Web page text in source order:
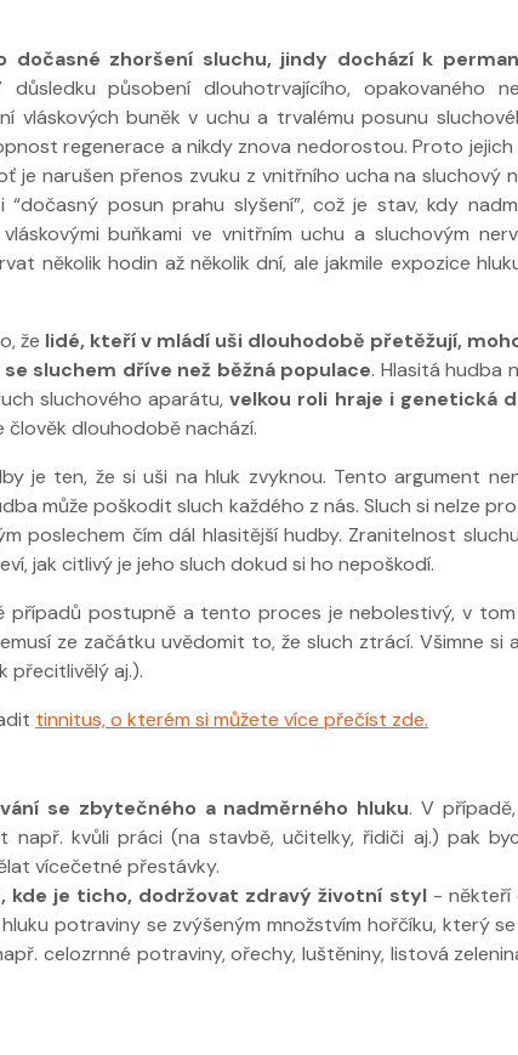
zhoršení sluchu, jindy dochází k
důsledku působení dlouhotrvajícího, opakovaného
vláskových buněk v uchu a trvalému posunu
regenerace a nikdy znova nedorostou. Proto
je narušen přenos zvuku z vnitřního ucha na sluchový
posun prahu slyšení”, což je stav, kdy
buňkami ve vnitřním uchu a sluchovým
několik hodin až několik dní, ale jakmile expozice
že lidé, kteří v mládí uši dlouhodobě přetěžují,
sluchem dříve než běžná populace. Hlasitá hudba
sluchového aparátu,velkou roli hraje i genetická
člověk dlouhodobě nachází.
je ten, že si uši na hluk zvyknou. Tento argument
může poškodit sluch každého z nás. Sluch si nelze
poslechem čím dál hlasitější hudby. Zranitelnost
jak citlivý je jeho sluch dokud si ho nepoškodí.
případů postupně a tento proces je nebolestivý, v
ze začátku uvědomit to, že sluch ztrácí. Všimne si
přecitlivělý aj.).
tinnitus, o kterém si můžete více přečíst zde.
se zbytečného a nadměrného hluku. V
např. kvůli práci (na stavbě, učitelky, řidiči aj.) pak
vícečetné přestávky.
kde je ticho, dodržovat zdravý životní styl- někteří
potraviny se zvýšeným množstvím hořčíku, který
celozrnné potraviny, ořechy, luštěniny, listová
léčby ve
Nabídka léčby ve
FYZIOklinice
masáží
Nabídka masáží